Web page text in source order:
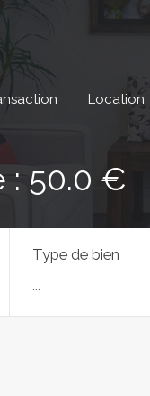
Location
: 50.0 €
Type de bien